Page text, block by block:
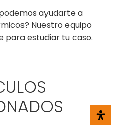
ayudarte a
Nuestro equipo
para estudiar tu caso.